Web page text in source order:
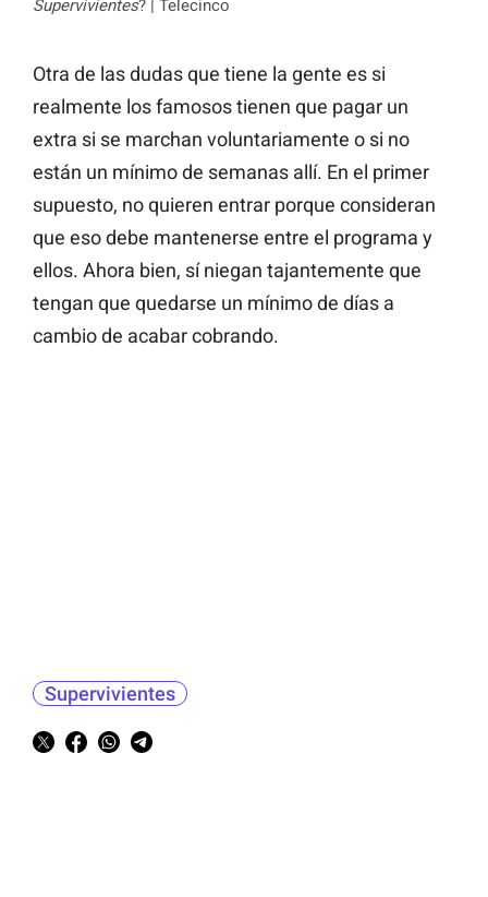
Supervivientes? | Telecinco
Otra de las dudas que tiene la gente es si
realmente los famosos tienen que pagar un
extra si se marchan voluntariamente o si no
están un mínimo de semanas allí. En el primer
supuesto, no quieren entrar porque consideran
que eso debe mantenerse entre el programa y
ellos. Ahora bien, sí niegan tajantemente que
tengan que quedarse un mínimo de días a
cambio de acabar cobrando.
Supervivientes